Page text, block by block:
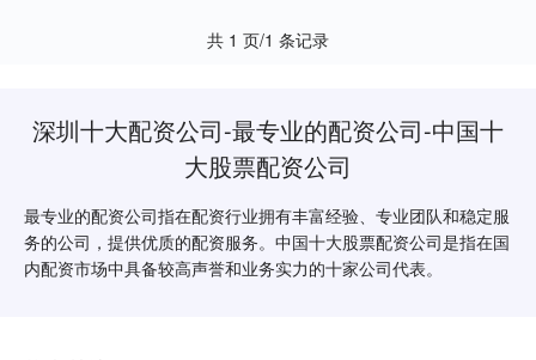
共 1 页/1 条记录
深圳十大配资公司-最专业的配资公司-中国十
大股票配资公司
最专业的配资公司指在配资行业拥有丰富经验、专业团队和稳定服
务的公司，提供优质的配资服务。中国十大股票配资公司是指在国
内配资市场中具备较高声誉和业务实力的十家公司代表。